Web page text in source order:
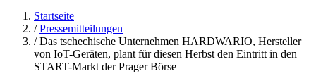
Startseite
/ Pressemitteilungen
/ Das tschechische Unternehmen HARDWARIO, Hersteller
von IoT-Geräten, plant für diesen Herbst den Eintritt in den
START-Markt der Prager Börse